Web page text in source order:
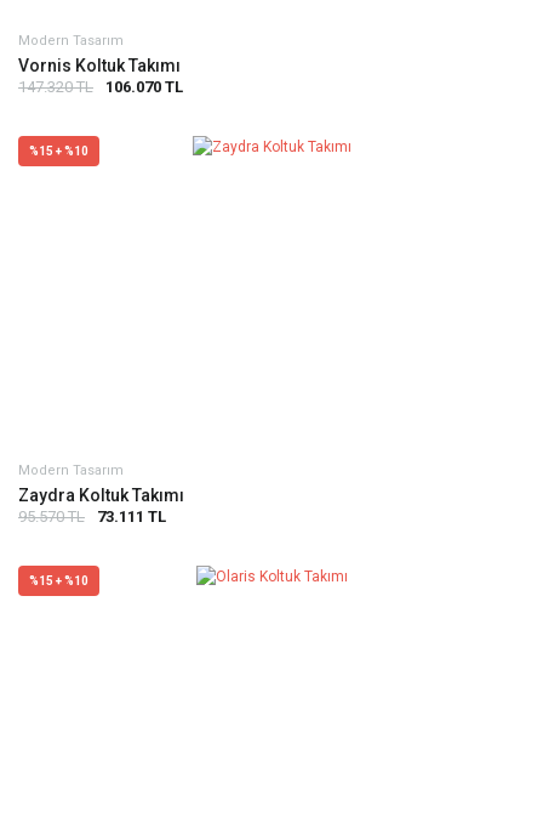
Modern Tasarım
Vornis Koltuk Takımı
147.320 TL 106.070 TL
%15 + %10
Modern Tasarım
Zaydra Koltuk Takımı
95.570 TL 73.111 TL
%15 + %10